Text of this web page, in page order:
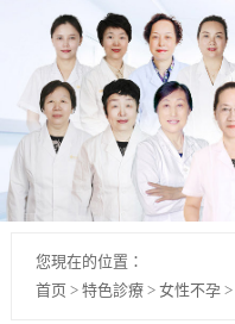
您現在的位置：
首页 > 特色診療> 女性不孕>